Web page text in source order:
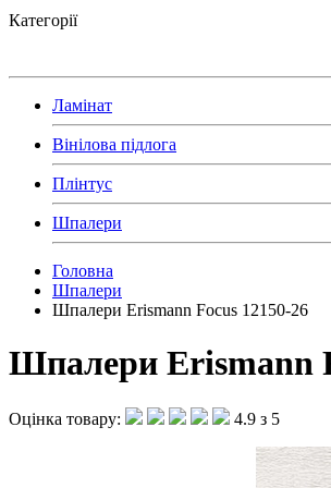
Категорії
Ламінат
Вінілова підлога
Плінтус
Шпалери
Головна
Шпалери
Шпалери Erismann Focus 12150-26
Шпалери Erismann
Оцінка товару: 4.9 з 5